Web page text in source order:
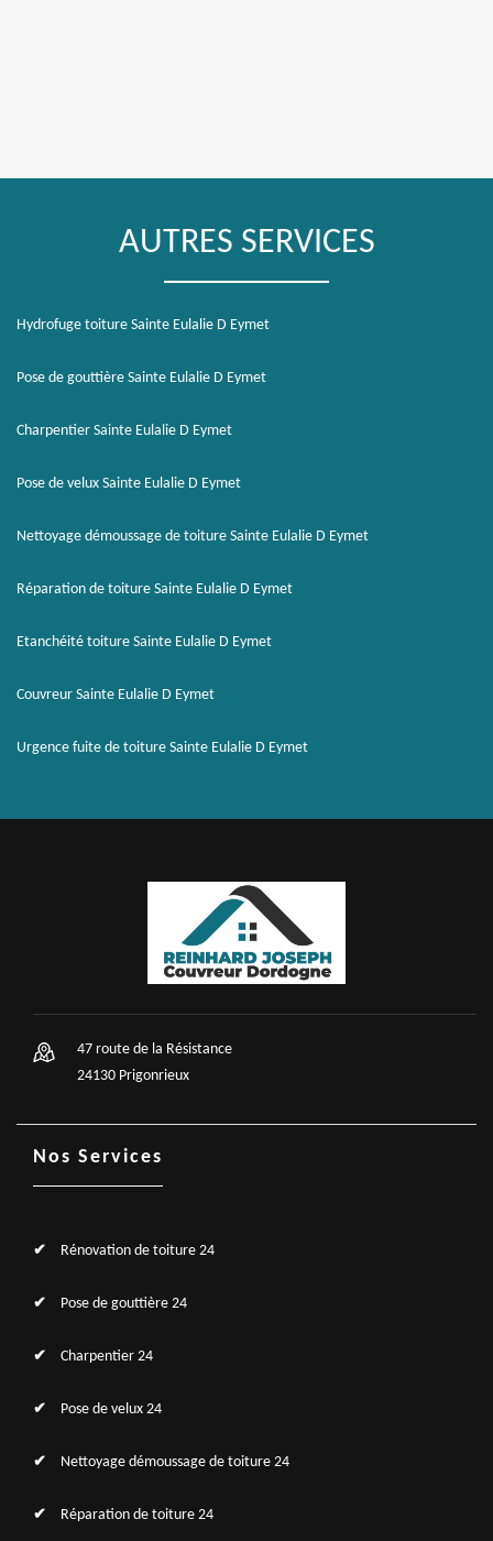
AUTRES SERVICES
Hydrofuge toiture Sainte Eulalie D Eymet
Pose de gouttière Sainte Eulalie D Eymet
Charpentier Sainte Eulalie D Eymet
Pose de velux Sainte Eulalie D Eymet
Nettoyage démoussage de toiture Sainte Eulalie D Eymet
Réparation de toiture Sainte Eulalie D Eymet
Etanchéité toiture Sainte Eulalie D Eymet
Couvreur Sainte Eulalie D Eymet
Urgence fuite de toiture Sainte Eulalie D Eymet
47 route de la Résistance
24130 Prigonrieux
Nos Services
Rénovation de toiture 24
Pose de gouttière 24
Charpentier 24
Pose de velux 24
Nettoyage démoussage de toiture 24
Réparation de toiture 24